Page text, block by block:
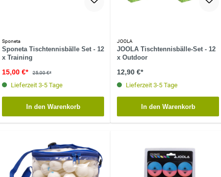
Sponeta
Sponeta Tischtennisbälle Set - 12
x Training
15,00 €* 25,00 €*
Lieferzeit 3-5 Tage
In den Warenkorb
JOOLA
JOOLA Tischtennisbälle-Set - 12
x Outdoor
12,90 €*
Lieferzeit 3-5 Tage
In den Warenkorb